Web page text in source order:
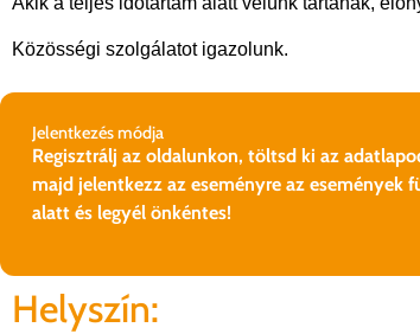
Közösségi szolgálatot igazolunk.
Jelentkezés módja
Regisztrálj az oldalunkon, töltsd ki az
majd jelentkezz az eseményre az események
alatt és legyél önkéntes!
Helyszín: